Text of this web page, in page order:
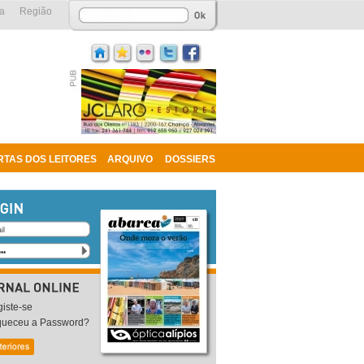
DOS LEITORES ARQUIVO DOSSIERS
Região
se
a Password?